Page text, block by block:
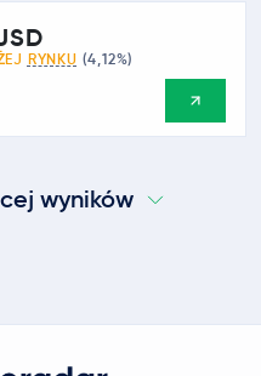
RYNKU (4,12%)
wyników